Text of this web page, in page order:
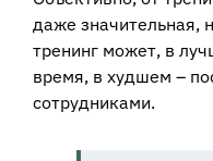
даже значительная,
тренинг может, в
время, в худшем –
сотрудниками.